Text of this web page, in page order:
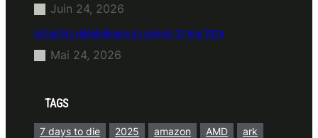
Juin 24, 2026
Actualités vidéoludiques du samedi 23 mai 2026
Mai 24, 2026
TAGS
7 days to die 2025 amazon AMD
ark